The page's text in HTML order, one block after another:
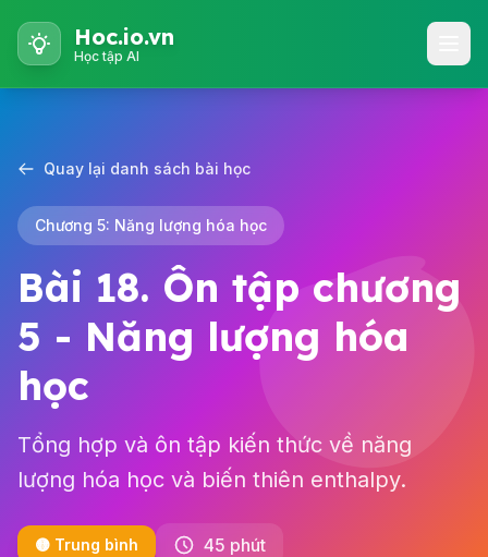
Hoc.io.vn
Học tập AI
Quay lại danh sách bài học
Chương 5: Năng lượng hóa học
Bài 18. Ôn tập chương
5 - Năng lượng hóa
học
Tổng hợp và ôn tập kiến thức về năng
lượng hóa học và biến thiên enthalpy.
🟡 Trung bình 45 phút